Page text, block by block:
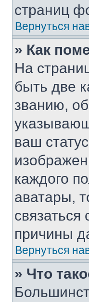
страниц
Вернуться
» Как
На
быть две
званию,
ваш
каждого
аватары,
причины
Вернуться
» Что